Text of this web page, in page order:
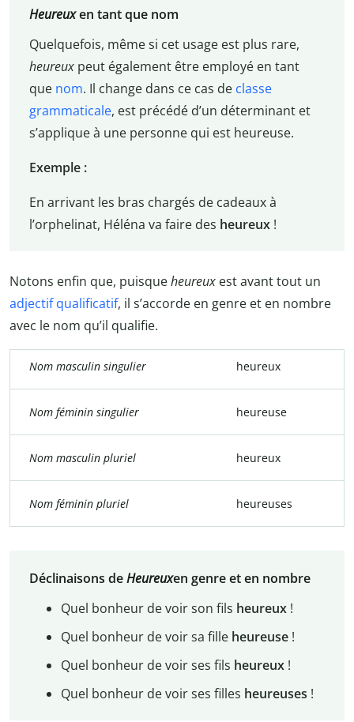
Heureuxen tant que nom
Quelquefois, même si cet usage est plus rare,
heureuxpeut également être employé en tant
que nom. Il change dans ce cas de classe
grammaticale, est précédé d’un déterminant et
s’applique à une personne qui est heureuse.
Exemple :
En arrivant les bras chargés de cadeaux à
l’orphelinat, Héléna va faire des heureux !
Notons enfin que, puisqueheureux est avant tout un
adjectif qualificatif, il s’accorde en genre et en nombre
avec le nom qu’il qualifie.
Nom masculin singulier heureux
Nom féminin singulier heureuse
Nom masculin pluriel heureux
Nom féminin pluriel heureuses
Déclinaisons deHeureuxen genre et en nombre
Quel bonheur de voir son fils heureux !
Quel bonheur de voir sa fille heureuse !
Quel bonheur de voir ses fils heureux !
Quel bonheur de voir ses filles heureuses !